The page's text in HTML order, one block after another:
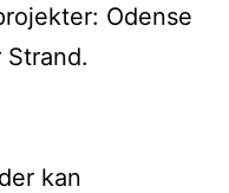
Odense
kan